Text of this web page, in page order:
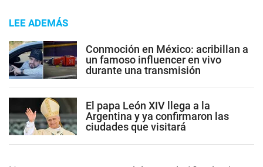
LEE ADEMÁS
Conmoción en México: acribillan a
un famoso influencer en vivo
durante una transmisión
El papa León XIV llega a la
Argentina y ya confirmaron las
ciudades que visitará